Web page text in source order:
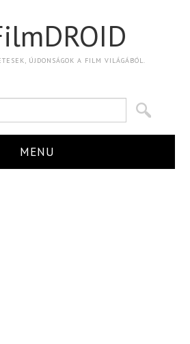
ÚJDONSÁGOK A FILM VILÁGÁBÓL.
MENU